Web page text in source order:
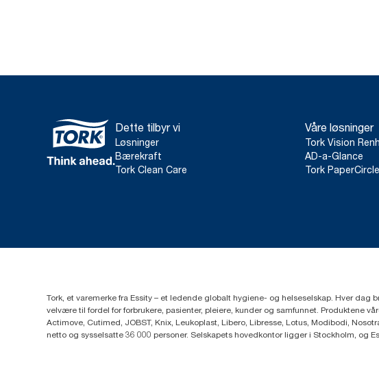
Dette tilbyr vi
Løsninger
Bærekraft
Tork Clean Care
Våre løsninger
Tork Vision
AD-a-Glance
Tork PaperCircle
Tork, et varemerke fra Essity – et ledende globalt hygiene- og helseselskap. Hver
velvære til fordel for forbrukere, pasienter, pleiere, kunder og samfunnet. Produktene
Actimove, Cutimed, JOBST, Knix, Leukoplast, Libero, Libresse, Lotus, Modibodi,
netto og sysselsatte 36 000 personer. Selskapets hovedkontor ligger i Stockholm, og